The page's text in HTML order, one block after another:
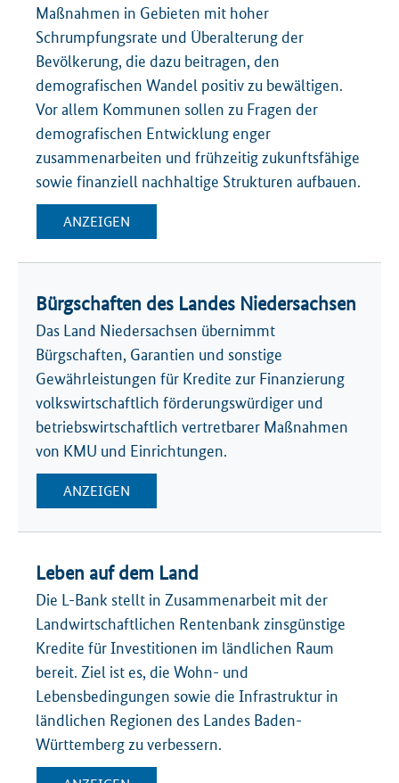
Maßnahmen in Gebieten mit hoher
Schrumpfungsrate und Überalterung der
Bevölkerung, die dazu beitragen, den
demografischen Wandel positiv zu bewältigen.
Vor allem Kommunen sollen zu Fragen der
demografischen Entwicklung enger
zusammenarbeiten und frühzeitig zukunftsfähige
sowie finanziell nachhaltige Strukturen aufbauen.
ANZEIGEN
Bürgschaften des Landes Niedersachsen
Das Land Niedersachsen übernimmt
Bürgschaften, Garantien und sonstige
Gewährleistungen für Kredite zur Finanzierung
volkswirtschaftlich förderungswürdiger und
betriebswirtschaftlich vertretbarer Maßnahmen
von KMU und Einrichtungen.
ANZEIGEN
Leben auf dem Land
Die L-Bank stellt in Zusammenarbeit mit der
Landwirtschaftlichen Rentenbank zinsgünstige
Kredite für Investitionen im ländlichen Raum
bereit. Ziel ist es, die Wohn- und
Lebensbedingungen sowie die Infrastruktur in
ländlichen Regionen des Landes Baden-
Württemberg zu verbessern.